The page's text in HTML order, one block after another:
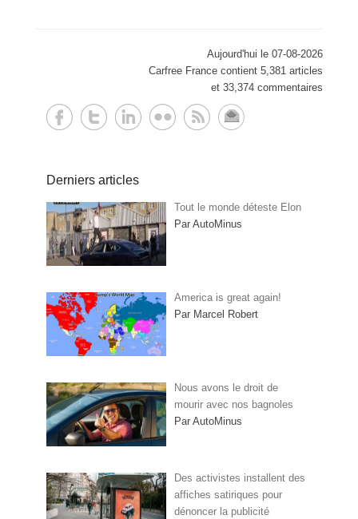
Aujourd'hui le 07-08-2026
Carfree France contient 5,381 articles
et 33,374 commentaires
Derniers articles
Tout le monde déteste Elon
Par AutoMinus
America is great again!
Par Marcel Robert
Nous avons le droit de
mourir avec nos bagnoles
Par AutoMinus
Des activistes installent des
affiches satiriques pour
dénoncer la publicité